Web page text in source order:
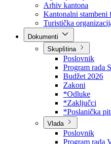
BPK šume
RTV BPK
Agencija za
Arhiv kantona
Kantonalni stambeni
Turistička organizacija
Skupština
Poslovnik
Program rada
Budžet 2026
Zakoni
*Odluke
*Zaključci
*Poslanička